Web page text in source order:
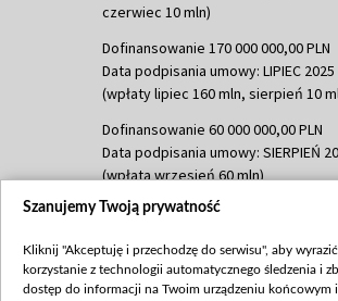
czerwiec 10 mln)
Dofinansowanie 170 000 000,00 PLN
Data podpisania umowy: LIPIEC 2025
(wpłaty lipiec 160 mln, sierpień 10
Dofinansowanie 60 000 000,00 PLN
Data podpisania umowy: SIERPIEŃ
(wpłata wrzesień 60 mln)
Dofinansowanie 635 783 051,21 PLN
(wpłata wrzesień 100 mln,
mln, listopad 265 mln)
Szanujemy Twoją prywatność
Kliknij "Akceptuję i przechodzę do serwisu", aby
korzystanie z technologii automatycznego śledzenia i
dostęp do informacji na Twoim urządzeniu końcowym